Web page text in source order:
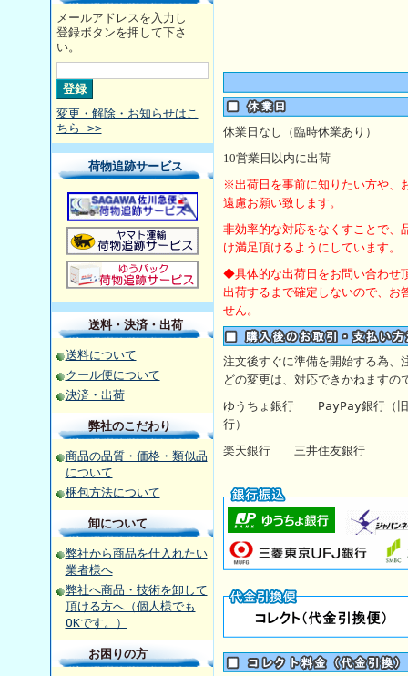
メールアドレスを入力し
登録ボタンを押して下さ
い。
変更・解除・お知らせはこ
ちら >>
荷物追跡サービス
送料・決済・出荷
送料について
クール便について
決済・出荷
弊社のこだわり
商品の品質・価格・類似品
について
梱包方法について
卸について
弊社から商品を仕入れたい
業者様へ
弊社へ商品・技術を卸して
頂ける方へ（個人様でも
OKです。）
お困りの方
休業日なし（臨時休業あり）
10営業日以内に出荷
※出荷日を事前に知りたい方や、
遠慮お願い致します。
非効率的な対応をなくすことで、
け満足頂けるようにしています。
◆具体的な出荷日をお問い合わせ
出荷するまで確定しないので、お
せん。
注文後すぐに準備を開始する為、
どの変更は、対応できかねますの
ゆうちょ銀行 PayPay銀行（
行）
楽天銀行 三井住友銀行 【